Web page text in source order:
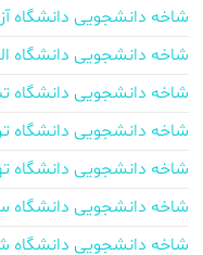
شاخه دانشجویی دانشگاه
شاخه دانشجویی دانشگاه
شاخه دانشجویی دانشگاه
شاخه دانشجویی دانشگاه
شاخه دانشجویی دانشگاه
شاخه دانشجویی دانشگاه
شاخه دانشجویی دانشگاه